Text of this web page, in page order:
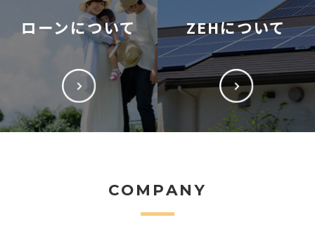
ローンについて ZEHについて
COMPANY